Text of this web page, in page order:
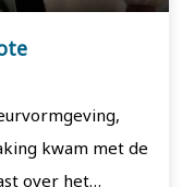
kwam met de
over het…